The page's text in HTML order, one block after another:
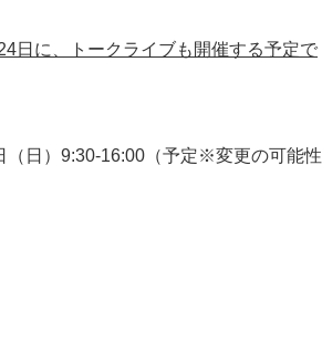
日に、トークライブも開催する予定で
日）9:30-16:00（予定※変更の可能性